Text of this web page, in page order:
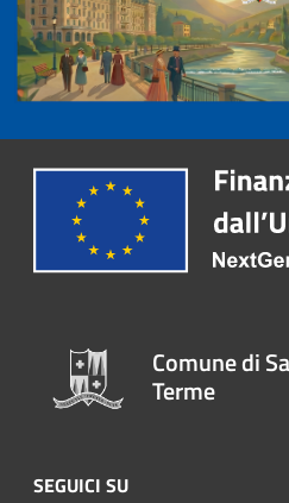
Comune di
Terme
SEGUICI SU